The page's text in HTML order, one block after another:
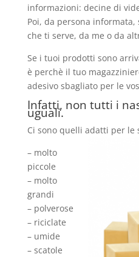
informazioni: decine di
Poi, da persona
che ti serve, da me o da
Se i tuoi prodotti sono
è perchè il tuo
adesivo sbagliato per le
Infatti, non tutti i
uguali.
Ci sono quelli adatti per le
– molto
piccole
– molto
grandi
– polverose
– riciclate
– umide
– scatole